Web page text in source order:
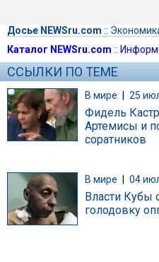
Досье NEWSru.com ::
Каталог NEWSru.com ::
ССЫЛКИ ПО ТЕМЕ
В мире | 25
Фидель
Артемисы и
соратников
В мире 04
Власти Кубы
голодовку